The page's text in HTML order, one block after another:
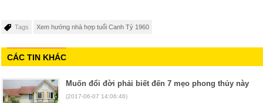
Tags Xem hướng nhà hợp tuổi Canh Tý 1960
CÁC TIN KHÁC
Muốn đổi đời phải biết đến 7 mẹo phong thủy này
(2017-06-07 14:06:46)